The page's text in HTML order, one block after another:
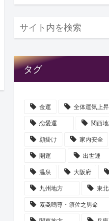
タグ
金運 全体運気上昇
恋愛運 関西
願掛け 家内安全
開運 出世運
温泉 大阪府
九州地方 東
素戔嗚尊・須佐之男命